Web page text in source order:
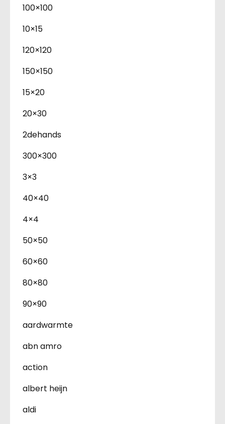
100×100
10×15
120×120
150×150
15×20
20×30
2dehands
300×300
3×3
40×40
4×4
50×50
60×60
80×80
90×90
aardwarmte
abn amro
action
albert heijn
aldi